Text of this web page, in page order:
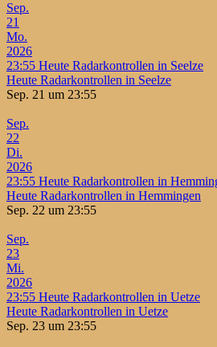
Sep.
21
Mo.
2026
23:55 Heute Radarkontrollen in Seelze
Heute Radarkontrollen in Seelze
Sep. 21 um 23:55
Sep.
22
Di.
2026
23:55 Heute Radarkontrollen in
Heute Radarkontrollen in Hemmingen
Sep. 22 um 23:55
Sep.
23
Mi.
2026
23:55 Heute Radarkontrollen in Uetze
Heute Radarkontrollen in Uetze
Sep. 23 um 23:55